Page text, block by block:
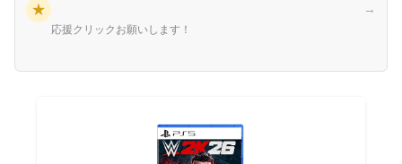
★
応援クリックお願いします！
→